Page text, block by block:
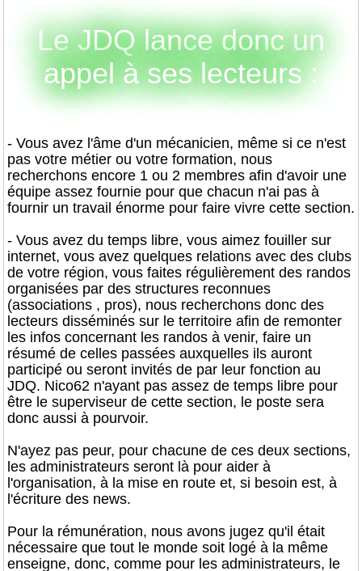
Le JDQ lance donc un
appel à ses lecteurs :
- Vous avez l'âme d'un mécanicien, même si ce n'est
pas votre métier ou votre formation, nous
recherchons encore 1 ou 2 membres afin d'avoir une
équipe assez fournie pour que chacun n'ai pas à
fournir un travail énorme pour faire vivre cette section.
- Vous avez du temps libre, vous aimez fouiller sur
internet, vous avez quelques relations avec des clubs
de votre région, vous faites régulièrement des randos
organisées par des structures reconnues
(associations , pros), nous recherchons donc des
lecteurs disséminés sur le territoire afin de remonter
les infos concernant les randos à venir, faire un
résumé de celles passées auxquelles ils auront
participé ou seront invités de par leur fonction au
JDQ. Nico62 n'ayant pas assez de temps libre pour
être le superviseur de cette section, le poste sera
donc aussi à pourvoir.
N'ayez pas peur, pour chacune de ces deux sections,
les administrateurs seront là pour aider à
l'organisation, à la mise en route et, si besoin est, à
l'écriture des news.
Pour la rémunération, nous avons jugez qu'il était
nécessaire que tout le monde soit logé à la même
enseigne, donc, comme pour les administrateurs, le